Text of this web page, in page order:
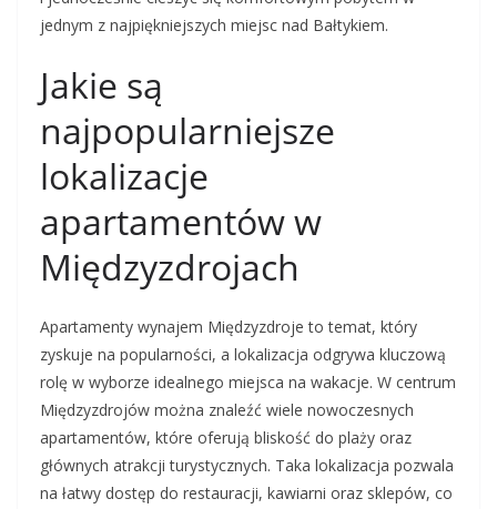
jednym z najpiękniejszych miejsc nad Bałtykiem.
Jakie są
najpopularniejsze
lokalizacje
apartamentów w
Międzyzdrojach
Apartamenty wynajem Międzyzdroje to temat, który
zyskuje na popularności, a lokalizacja odgrywa kluczową
rolę w wyborze idealnego miejsca na wakacje. W centrum
Międzyzdrojów można znaleźć wiele nowoczesnych
apartamentów, które oferują bliskość do plaży oraz
głównych atrakcji turystycznych. Taka lokalizacja pozwala
na łatwy dostęp do restauracji, kawiarni oraz sklepów, co